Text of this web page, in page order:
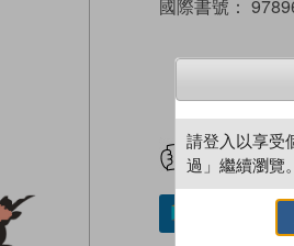
國際書號：
試
加入／閱
請登入以享受
過」繼續瀏覽。